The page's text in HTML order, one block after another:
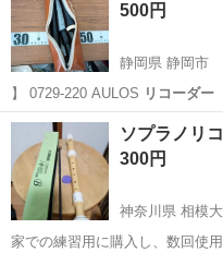
500円
静岡県 静岡市
】 0729-220 AULOS リコーダー
静岡 静岡市 管楽器、
ソプラノリ
300円
神奈川県 相模
家での練習用に購入し、数回使